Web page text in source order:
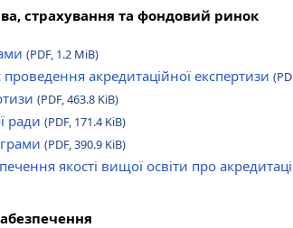
страхування та фондовий ринок
(PDF, 1.2 MiB)
акредитаційної експертизи
(PDF, 463.8 KiB)
ради (PDF, 171.4 KiB)
(PDF, 390.9 KiB)
якості вищої освіти про